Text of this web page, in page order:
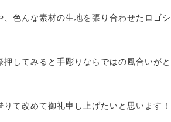
、色んな素材の生地を張り合わせたロゴ
押してみると手彫りならではの風合いが
りて改めて御礼申し上げたいと思います